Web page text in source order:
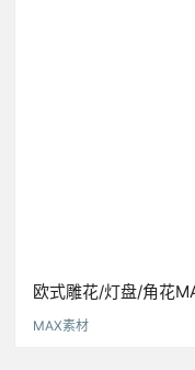
欧式雕花/灯盘/角花
MAX素材